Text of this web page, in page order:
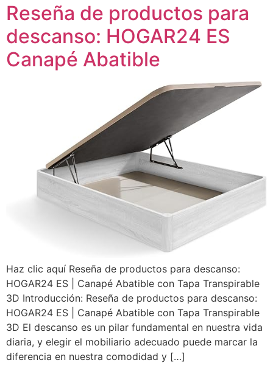
Reseña de productos para
descanso: HOGAR24 ES
Canapé Abatible
Haz clic aquí Reseña de productos para descanso:
HOGAR24 ES | Canapé Abatible con Tapa Transpirable
3D Introducción: Reseña de productos para descanso:
HOGAR24 ES | Canapé Abatible con Tapa Transpirable
3D El descanso es un pilar fundamental en nuestra vida
diaria, y elegir el mobiliario adecuado puede marcar la
diferencia en nuestra comodidad y […]